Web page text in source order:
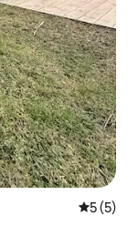
5 (5)